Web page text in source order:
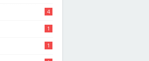
4
1
1